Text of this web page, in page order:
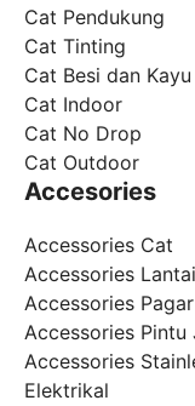
Cat Pendukung
Cat Tinting
Cat Besi dan Kayu
Cat Indoor
Cat No Drop
Cat Outdoor
Accesories
Accessories Cat
Accessories Lantai
Accessories Pagar
Accessories Pintu
Accessories
Elektrikal